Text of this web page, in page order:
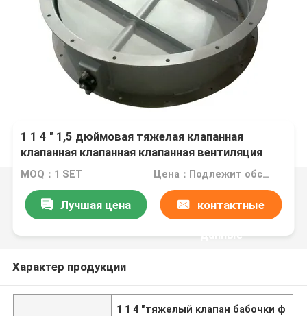
1 1 4 " 1,5 дюймовая тяжелая клапанная
клапанная клапанная клапанная вентиляция
MOQ：1 SET Цена：Подлежит обсуждению
Лучшая цена контактные
данные
Характер продукции
1 1 4 "тяжелый клапан бабочки ф